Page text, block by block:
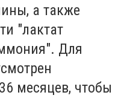
а также
"лактат
Для
месяцев, чтобы